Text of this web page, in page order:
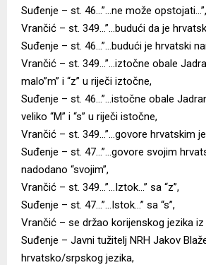
Suđenje – st. 46…”…ne može opstojati…”,
Vrančić – st. 349…”…budući da je
Suđenje – st. 46…”…budući je hrvatski
Vrančić – st. 349…”…iztočne obale
malo”m” i “z” u riječi iztočne,
Suđenje – st. 46…”…istočne obale
veliko “M” i “s” u riječi istočne,
Vrančić – st. 349…”…govore hrvatskim
Suđenje – st. 47…”…govore svojim
nadodano “svojim”,
Vrančić – st. 349…”…Iztok…” sa “z”,
Suđenje – st. 47…”…Istok…” sa “s”,
Vrančić – se držao korijenskog jezika iz
Suđenje – Javni tužitelj NRH Jakov
hrvatsko/srpskog jezika,